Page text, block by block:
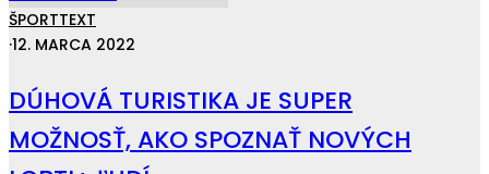
ŠPORTTEXT
·12. MARCA 2022
DÚHOVÁ TURISTIKA JE SUPER
MOŽNOSŤ, AKO SPOZNAŤ NOVÝCH